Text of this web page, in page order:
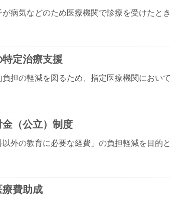
病気などのため医療機関で診療を受けたと
定治療支援
担の軽減を図るため、指定医療機関におい
（公立）制度
外の教育に必要な経費」の負担軽減を目的
療費助成